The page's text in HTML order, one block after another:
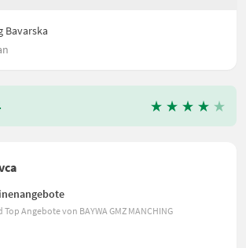
Bavarska
Top Angebote von BAYWA GMZ MANCHING